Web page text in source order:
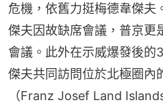
危機，依舊力挺梅德韋傑夫
傑夫因故缺席會議，普京更
會議。此外在示威爆發後的
傑夫共同訪問位於北極圈內
（Franz Josef Land